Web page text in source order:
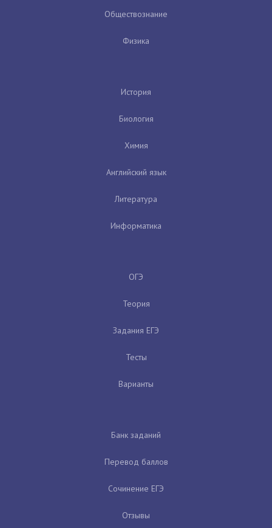
Обществознание
Физика
История
Биология
Химия
Английский язык
Литература
Информатика
ОГЭ
Теория
Задания ЕГЭ
Тесты
Варианты
Банк заданий
Перевод баллов
Сочинение ЕГЭ
Отзывы